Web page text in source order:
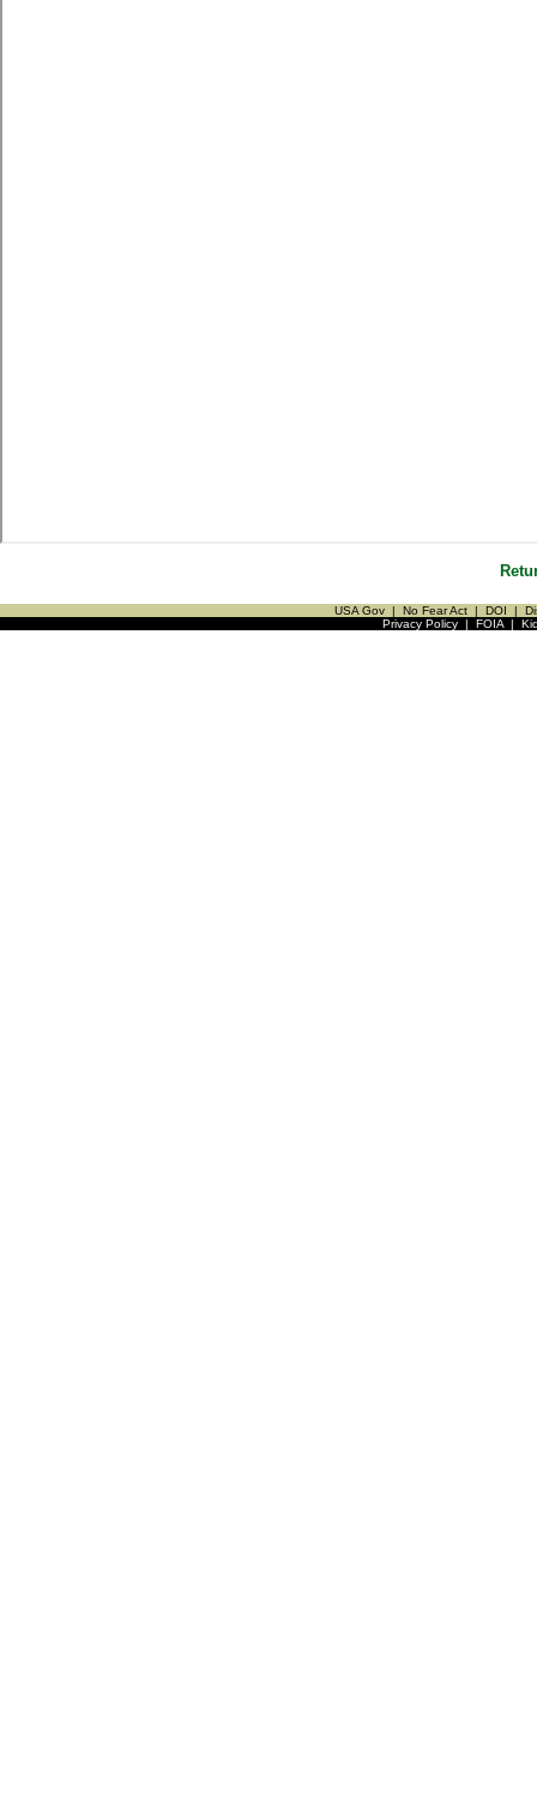
USA Gov | No Fear Act | DOI |
Privacy Policy| FOIA|